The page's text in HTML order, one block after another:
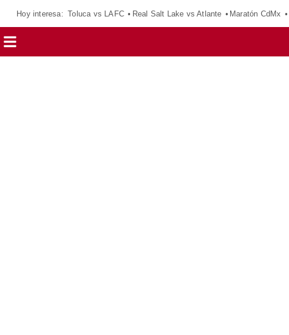
Hoy interesa: Toluca vs LAFC Real Salt Lake vs Atlante Maratón CdMx